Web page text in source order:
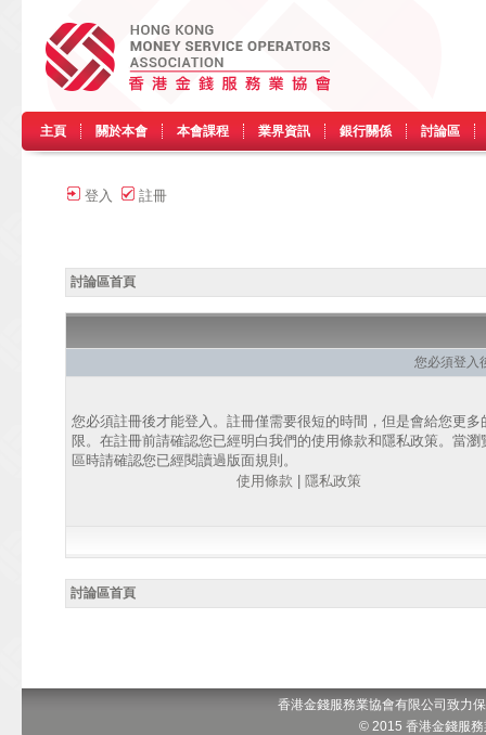
主頁 關於本會 本會課程 業界資訊 銀行關係 討論區
登入 註冊
討論區首頁
您必須登入
您必須註冊後才能登入。註冊僅需要很短的時間，但是會給您更多
限。在註冊前請確認您已經明白我們的使用條款和隱私政策。當瀏
區時請確認您已經閱讀過版面規則。
使用條款
隱私政策
討論區首頁
香港金錢服務業協會有限公司致力
© 2015 香港金錢服